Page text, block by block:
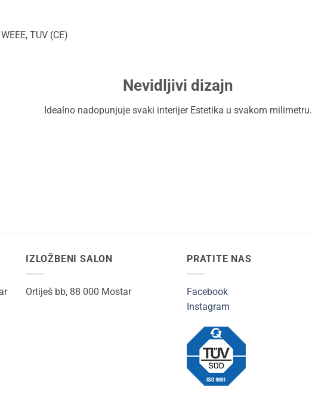
TUV (CE)
Nevidljivi dizajn
Idealno nadopunjuje svaki interijer Estetika u svakom milimetru.
IZLOŽBENI SALON
Ortiješ bb, 88 000 Mostar
PRATITE NAS
Facebook
Instagram